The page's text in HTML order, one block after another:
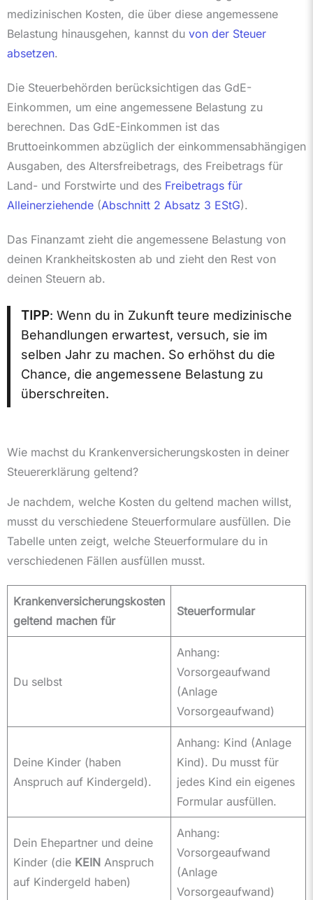
medizinischen Kosten, die über diese angemessene
Belastung hinausgehen, kannst du von der Steuer
absetzen.
Die Steuerbehörden berücksichtigen das GdE-
Einkommen, um eine angemessene Belastung zu
berechnen. Das GdE-Einkommen ist das
Bruttoeinkommen abzüglich der einkommensabhängigen
Ausgaben, des Altersfreibetrags, des Freibetrags für
Land- und Forstwirte und des Freibetrags für
Alleinerziehende (Abschnitt 2 Absatz 3 EStG).
Das Finanzamt zieht die angemessene Belastung von
deinen Krankheitskosten ab und zieht den Rest von
deinen Steuern ab.
TIPP: Wenn du in Zukunft teure medizinische
Behandlungen erwartest, versuch, sie im
selben Jahr zu machen. So erhöhst du die
Chance, die angemessene Belastung zu
überschreiten.
Wie machst du Krankenversicherungskosten in deiner
Steuererklärung geltend?
Je nachdem, welche Kosten du geltend machen willst,
musst du verschiedene Steuerformulare ausfüllen. Die
Tabelle unten zeigt, welche Steuerformulare du in
verschiedenen Fällen ausfüllen musst.
Krankenversicherungskosten
geltend machen für
Steuerformular
Du selbst
Anhang:
Vorsorgeaufwand
(Anlage
Vorsorgeaufwand)
Deine Kinder (haben
Anspruch auf Kindergeld).
Anhang: Kind (Anlage
Kind). Du musst für
jedes Kind ein eigenes
Formular ausfüllen.
Dein Ehepartner und deine
Kinder (die KEIN Anspruch
auf Kindergeld haben)
Anhang:
Vorsorgeaufwand
(Anlage
Vorsorgeaufwand)